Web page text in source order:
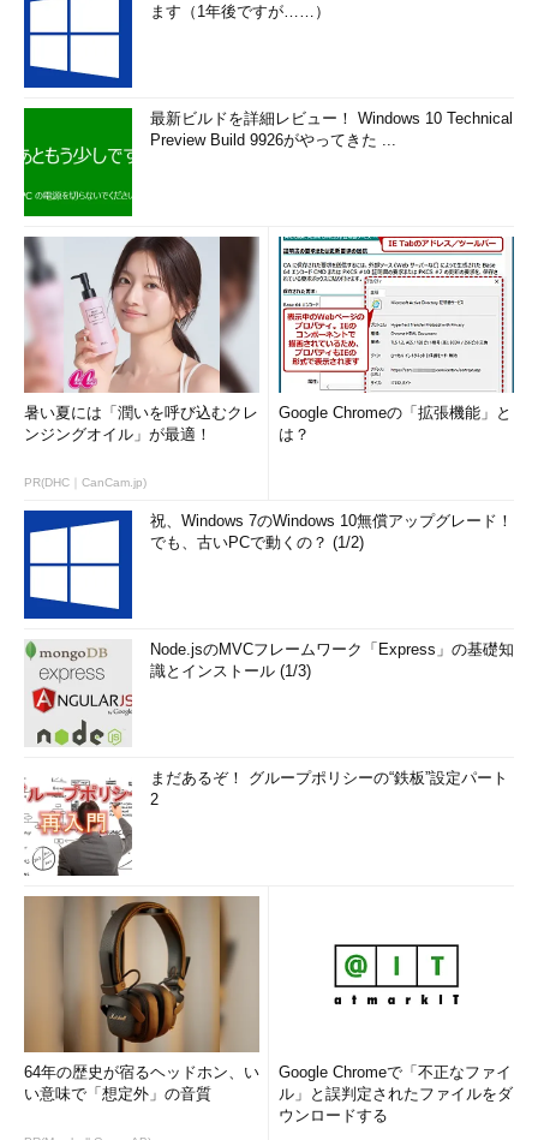
ます（1年後ですが……）
最新ビルドを詳細レビュー！ Windows 10 Technical
Preview Build 9926がやってきた ...
暑い夏には「潤いを呼び込むクレ
ンジングオイル」が最適！
PR(DHC｜CanCam.jp)
Google Chromeの「拡張機能」と
は？
祝、Windows 7のWindows 10無償アップグレード！
でも、古いPCで動くの？ (1/2)
Node.jsのMVCフレームワーク「Express」の基礎知
識とインストール (1/3)
まだあるぞ！ グループポリシーの“鉄板”設定パート
2
64年の歴史が宿るヘッドホン、い
い意味で「想定外」の音質
Google Chromeで「不正なファイ
ル」と誤判定されたファイルをダ
ウンロードする